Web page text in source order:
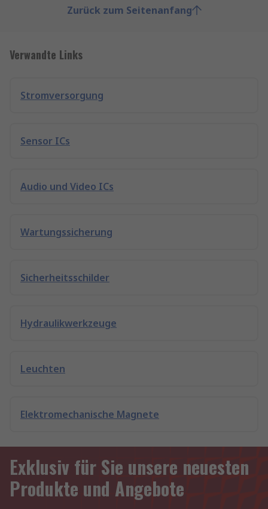
Zurück zum Seitenanfang
Verwandte Links
Stromversorgung
Sensor ICs
Audio und Video ICs
Wartungssicherung
Sicherheitsschilder
Hydraulikwerkzeuge
Leuchten
Elektromechanische Magnete
Exklusiv für Sie unsere neuesten
Produkte und Angebote